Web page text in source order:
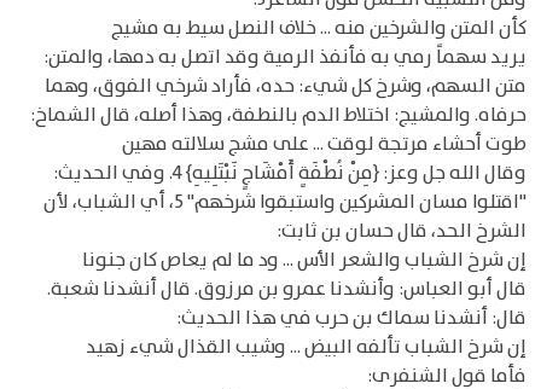
كأن المتن والشرخين منه ... خلاف النصل سيط به مشيج
يريد سهماً رمي به فأنفذ الرمية وقد اتصل به دمها، والمتن:
متن السهم، وشرخ كل شيء: حده، فأراد شرخي الفوق، وهما
حرفاه. والمشيج: اختلاط الدم بالنطفة، وهذا أصله، قال الشماخ:
طوت أحشاء مرتجة لوقت ... على مشج سلالته مهين
وقال الله جل وعز: {مِنْ نُطْفَةٍ أَمْشَاجٍ نَبْتَلِيهِ} 4. وفي الحديث:
"اقتلوا مسان المشركين واستبقوا شرخهم" 5، أي الشباب، لأن
الشرخ الحد، قال حسان بن ثابت:
إن شرخ الشباب والشعر الأس ... ود ما لم يعاص كان جنونا
قال أبو العباس: وأنشدنا عمرو بن مرزوق. قال أنشدنا شعبة.
قال: أنشدنا سماك بن حرب في هذا الحديث:
إن شرخ الشباب تألفه البيض ... وشيب القذال شيء زهيد
فأما قول الشنفرى: